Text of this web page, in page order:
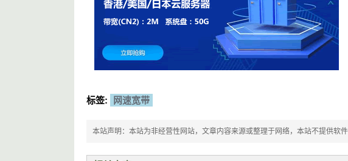
标签: 网速宽带
本站声明：本站为非经营性网站，文章内容来源或整理于网络，本站不提供软